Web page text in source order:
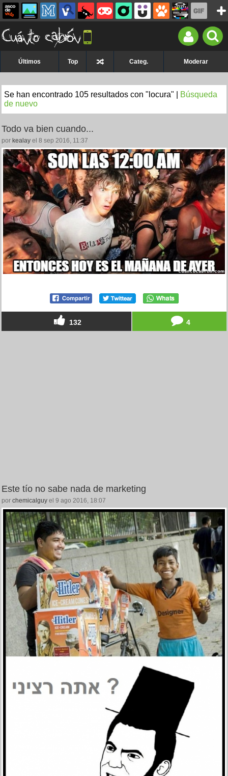
Últimos Top Categ. Moderar
Se han encontrado 105 resultados con "locura" |
Búsqueda
de nuevo
Todo va bien cuando...
por kealay el 8 sep 2016, 11:37
132 4
Este tío no sabe nada de marketing
por chemicalguy el 9 ago 2016, 18:07